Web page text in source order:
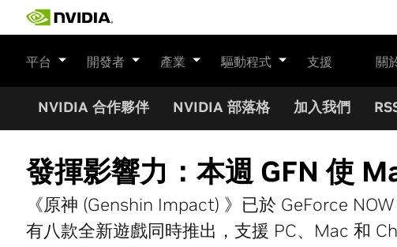
平台 開發者 產業 驅動程式 支援 關
NVIDIA 合作夥伴 NVIDIA 部落格 加入我們
發揮影響力：本週 GFN 使
《原神 (Genshin Impact) 》已於 GeForce
有八款全新遊戲同時推出，支援 PC、Mac 和